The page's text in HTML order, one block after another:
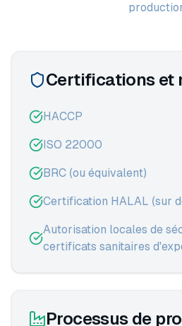
Certifications et
HACCP
ISO 22000
BRC (ou équivalent)
Certification HALAL (sur
Autorisation locales de
certificats sanitaires
Processus de